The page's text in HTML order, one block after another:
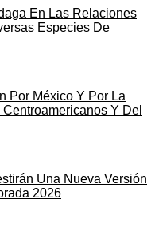
En Las Relaciones
Especies De
Por México Y Por La
Y Del
Una Nueva Versión
2026